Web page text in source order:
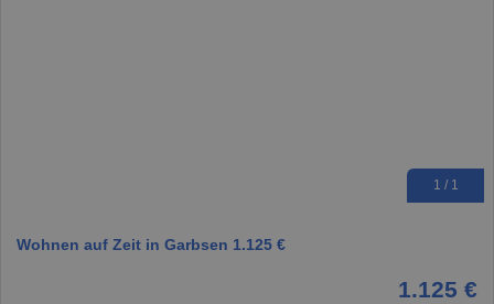
1 / 1
Wohnen auf Zeit in Garbsen 1.125 €
1.125 €